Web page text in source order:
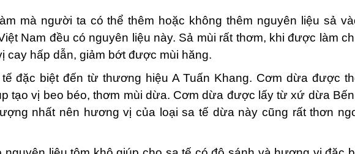
mà người ta có thể thêm hoặc không thêm nguyên liệu sả
Nam đều có nguyên liệu này. Sả mùi rất thơm, khi được làm
cay hấp dẫn, giảm bớt được mùi hăng.
đặc biệt đến từ thương hiệu A Tuấn Khang. Cơm dừa được
tạo vị beo béo, thơm mùi dừa. Cơm dừa được lấy từ xứ dừa
nhất nên hương vị của loại sa tế dừa này cũng rất thơn